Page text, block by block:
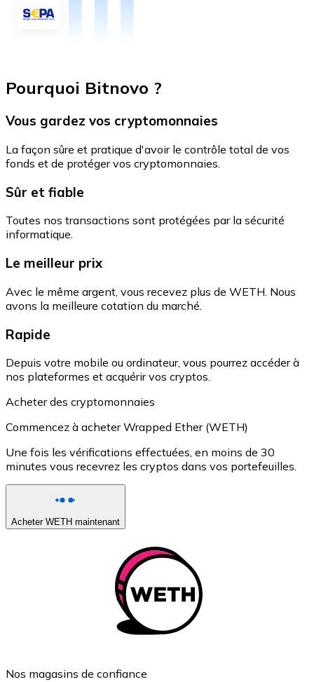
Pourquoi Bitnovo ?
Vous gardez vos cryptomonnaies
La façon sûre et pratique d'avoir le contrôle total de vos
fonds et de protéger vos cryptomonnaies.
Sûr et fiable
Toutes nos transactions sont protégées par la sécurité
informatique.
Le meilleur prix
Avec le même argent, vous recevez plus de WETH. Nous
avons la meilleure cotation du marché.
Rapide
Depuis votre mobile ou ordinateur, vous pourrez accéder à
nos plateformes et acquérir vos cryptos.
Acheter des cryptomonnaies
Commencez à acheter Wrapped Ether (WETH)
Une fois les vérifications effectuées, en moins de 30
minutes vous recevrez les cryptos dans vos portefeuilles.
Acheter WETH maintenant
Nos magasins de confiance